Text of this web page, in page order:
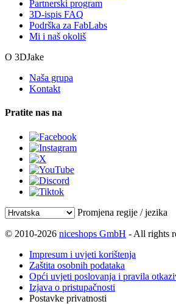
Partnerski program
3D-ispis FAQ
Podrška za FabLabs
Mi i naš okoliš
O 3DJake
Naša grupa
Kontakt
Pratite nas na
Promjena regije / jezika
© 2010-2026 niceshops GmbH - All rights
Impresum i uvjeti korištenja
Zaštita osobnih podataka
Opći uvjeti poslovanja i pravila
Izjava o pristupačnosti
Postavke privatnosti